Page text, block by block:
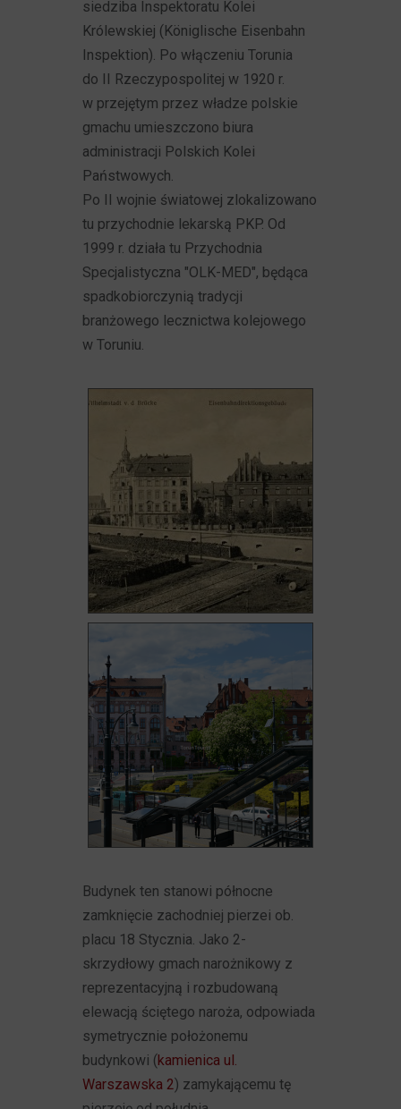
siedziba Inspektoratu Kolei
Królewskiej (Königlische Eisenbahn
Inspektion). Po włączeniu Torunia
do II Rzeczypospolitej w 1920 r.
w przejętym przez władze polskie
gmachu umieszczono biura
administracji Polskich Kolei
Państwowych.
Po II wojnie światowej zlokalizowano
tu przychodnie lekarską PKP. Od
1999 r. działa tu Przychodnia
Specjalistyczna "OLK-MED", będąca
spadkobiorczynią tradycji
branżowego lecznictwa kolejowego
w Toruniu.
Budynek ten stanowi północne
zamknięcie zachodniej pierzei ob.
placu 18 Stycznia. Jako 2-
skrzydłowy gmach narożnikowy z
reprezentacyjną i rozbudowaną
elewacją ściętego naroża, odpowiada
symetrycznie położonemu
budynkowi (kamienica ul.
Warszawska 2) zamykającemu tę